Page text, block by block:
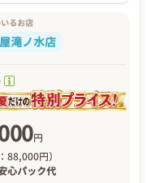
るお店
滝ノ水店
円
88,000円）
心パック代